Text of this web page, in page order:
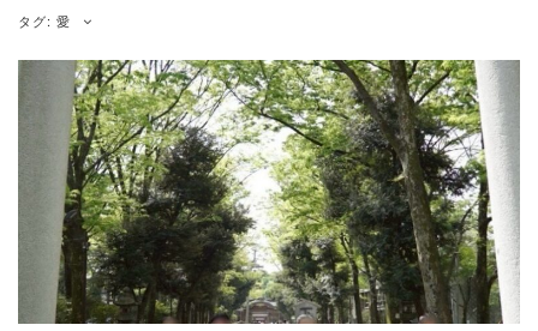
タグ: 愛